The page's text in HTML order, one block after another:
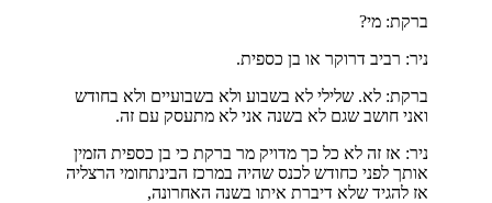
ברקת: מי?
ניר: רביב דרוקר או בן כספית.
ברקת: לא. שלילי לא בשבוע ולא בשבועיים ולא בחודש
ואני חושב שגם לא בשנה אני לא מתעסק עם זה.
ניר: אז זה לא כל כך מדויק מר ברקת כי בן כספית הזמין
אותך לפני כחודש לכנס שהיה במרכז הבינתחומי הרצליה
אז להגיד שלא דיברת איתו בשנה האחרונה,